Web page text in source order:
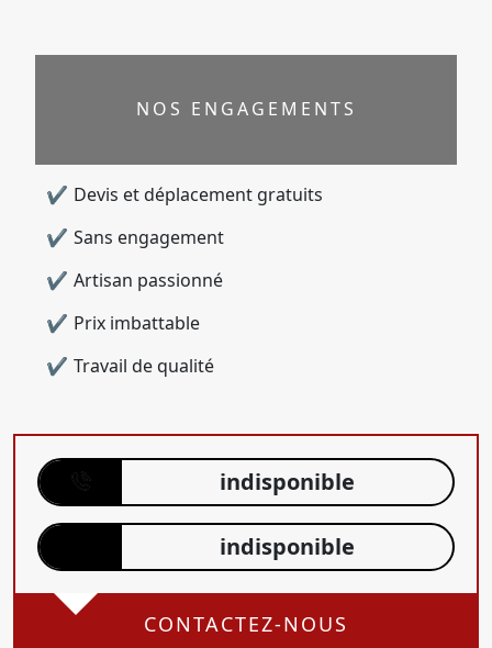
NOS ENGAGEMENTS
Devis et déplacement gratuits
Sans engagement
Artisan passionné
Prix imbattable
Travail de qualité
indisponible
indisponible
CONTACTEZ-NOUS